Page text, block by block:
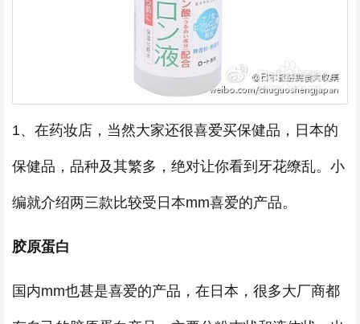
1、在药妆店，当然大家还很喜爱买保健品，日本的
保健品，品种及其繁多，绝对让你看到牙花缭乱。小
编就介绍两三款比较受日本mm喜爱的产品。
胶原蛋白
国内mm也甚是喜爱的产品，在日本，很多大厂商都